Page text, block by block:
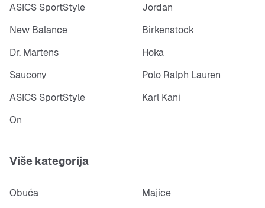
ASICS SportStyle
Jordan
New Balance
Birkenstock
Dr. Martens
Hoka
Saucony
Polo Ralph Lauren
ASICS SportStyle
Karl Kani
On
Više kategorija
Obuća
Majice